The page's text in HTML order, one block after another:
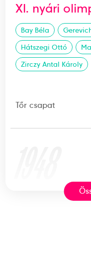
XI. nyári
Bay Béla
Hátszegi Ottó
Zirczy Antal Károly
Tőr csapat